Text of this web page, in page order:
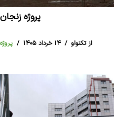
پروژه زنجان
از تکنواو ۱۴ خرداد ۱۴۰۵ پروژه